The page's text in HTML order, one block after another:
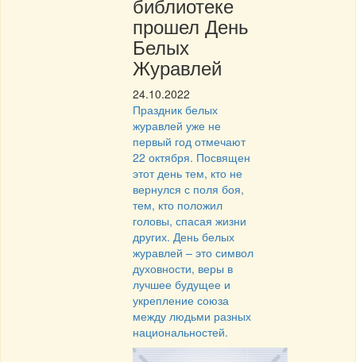
прошел День
Белых
Журавлей
24.10.2022
Праздник белых
журавлей уже не
первый год отмечают
22 октября. Посвящен
этот день тем, кто не
вернулся с поля боя,
тем, кто положил
головы, спасая жизни
других. День белых
журавлей – это символ
духовности, веры в
лучшее будущее и
укрепление союза
между людьми разных
национальностей.